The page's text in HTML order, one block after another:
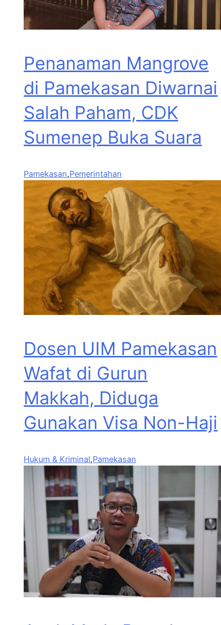
Penanaman Mangrove
di Pamekasan Diwarnai
Salah Paham, CDK
Sumenep Buka Suara
Pamekasan,Pemerintahan
Dosen UIM Pamekasan
Wafat di Gurun
Makkah, Diduga
Gunakan Visa Non-Haji
Hukum & Kriminal,Pamekasan